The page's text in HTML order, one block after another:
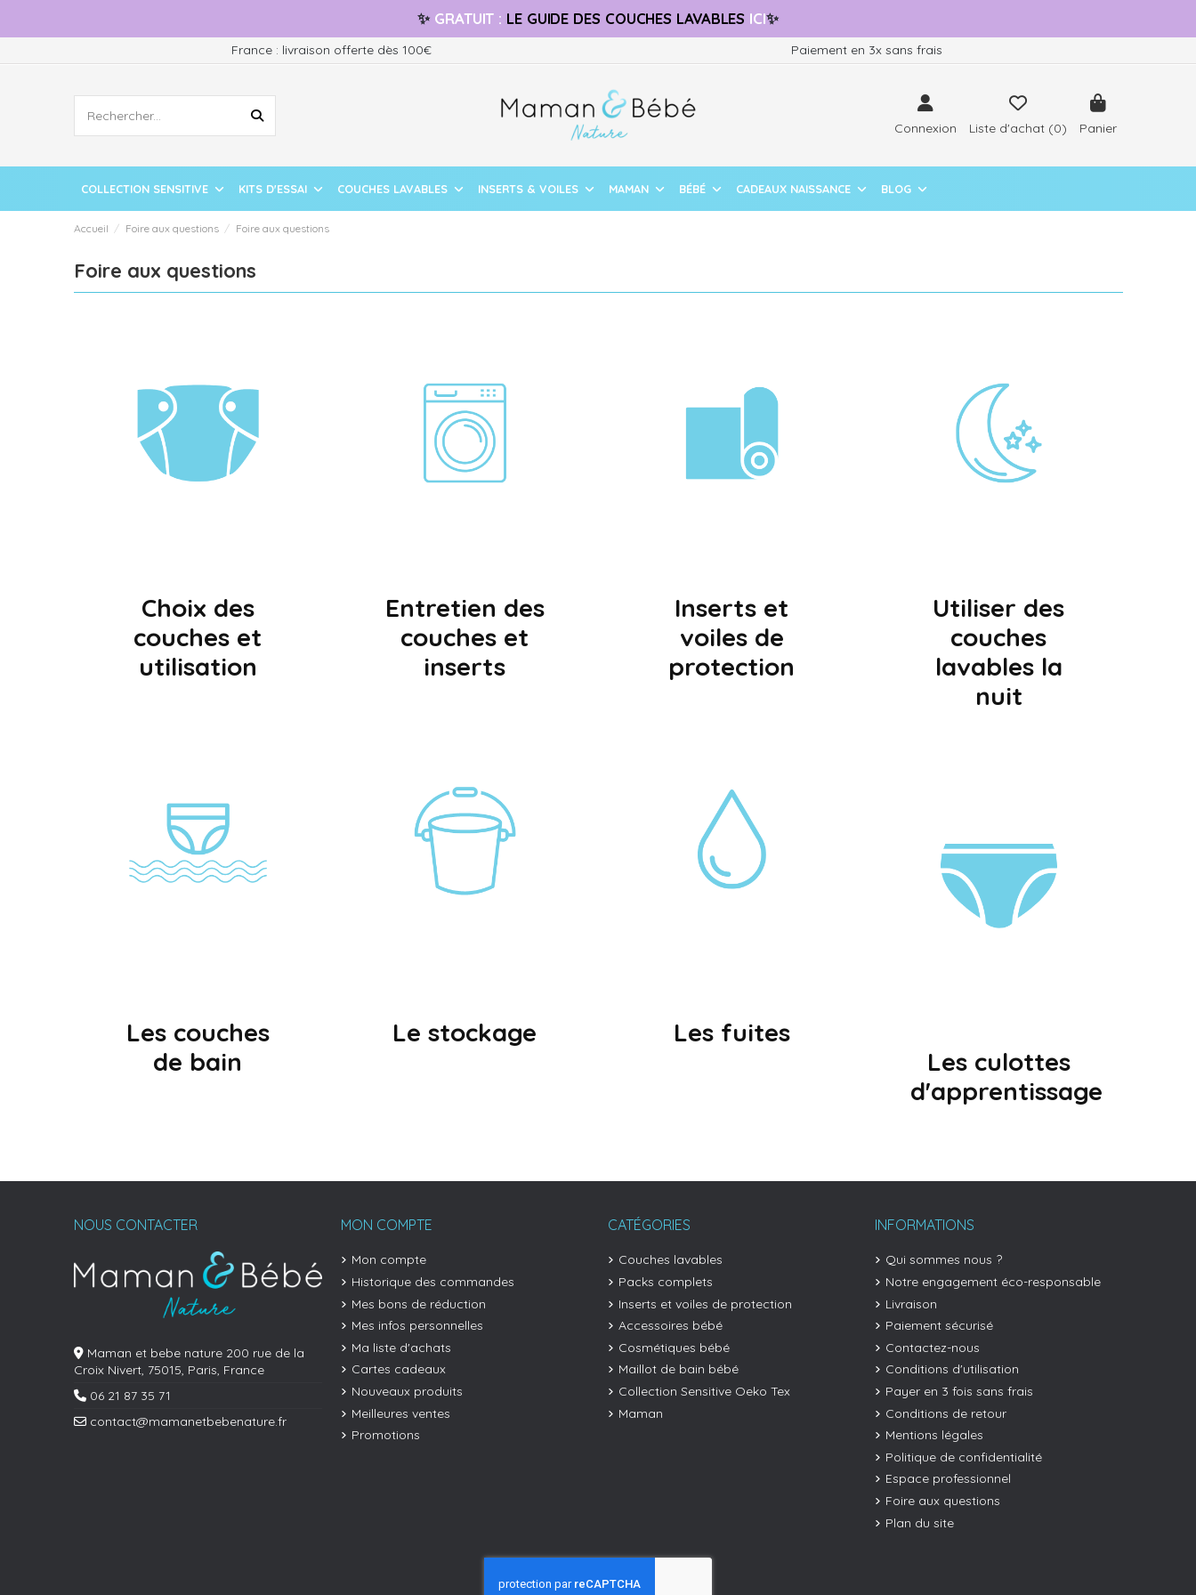
✨ GRATUIT : LE GUIDE DES COUCHES LAVABLES ICI✨
France : livraison offerte dès 100€ Paiement en 3x sans frais
Connexion Liste d'achat (0) Panier
COLLECTION SENSITIVE KITS D'ESSAI COUCHES LAVABLES INSERTS & VOILES MAMAN BÉBÉ CADEAUX NAISSANCE BLOG
Accueil Foire aux questions Foire aux questions
Foire aux questions
Choix des
couches et
utilisation
Les couches
de bain
Entretien des
couches et
inserts
Le stockage
Inserts et
voiles de
protection
Les fuites
Utiliser des
couches
lavables la
nuit
Les culottes
d'apprentissage
NOUS CONTACTER
Maman et bebe nature 200 rue de la
Croix Nivert, 75015, Paris, France
06 21 87 35 71
contact@mamanetbebenature.fr
MON COMPTE
Mon compte
Historique des commandes
Mes bons de réduction
Mes infos personnelles
Ma liste d'achats
Cartes cadeaux
Nouveaux produits
Meilleures ventes
Promotions
CATÉGORIES
Couches lavables
Packs complets
Inserts et voiles de protection
Accessoires bébé
Cosmétiques bébé
Maillot de bain bébé
Collection Sensitive Oeko Tex
Maman
INFORMATIONS
Qui sommes nous ?
Notre engagement éco-responsable
Livraison
Paiement sécurisé
Contactez-nous
Conditions d'utilisation
Payer en 3 fois sans frais
Conditions de retour
Mentions légales
Politique de confidentialité
Espace professionnel
Foire aux questions
Plan du site